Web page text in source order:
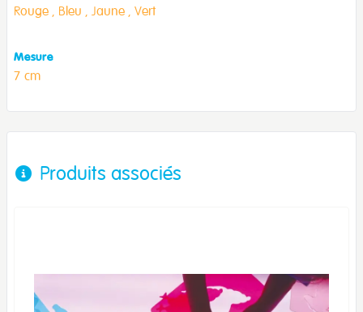
Rouge , Bleu , Jaune , Vert
Mesure
7 cm
Produits associés